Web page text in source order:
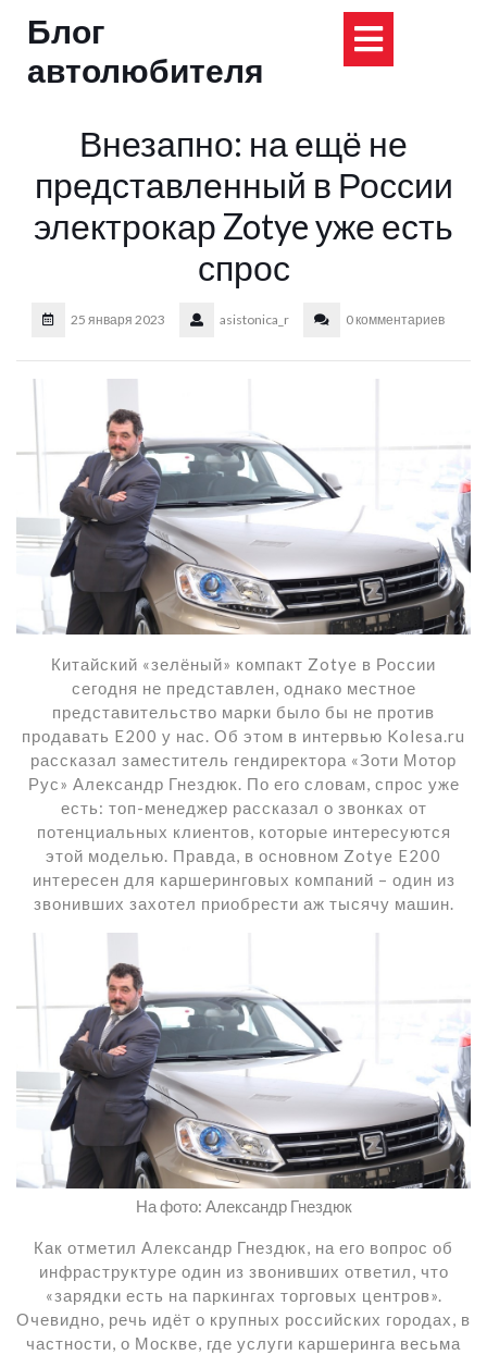
Блог
автолюбителя
Внезапно: на ещё не
представленный в России
электрокар Zotye уже есть
спрос
25 января 2023 asistonica_r 0 комментариев
Китайский «зелёный» компакт Zotye в России
сегодня не представлен, однако местное
представительство марки было бы не против
продавать E200 у нас. Об этом в интервью Kolesa.ru
рассказал заместитель гендиректора «Зоти Мотор
Рус» Александр Гнездюк. По его словам, спрос уже
есть: топ-менеджер рассказал о звонках от
потенциальных клиентов, которые интересуются
этой моделью. Правда, в основном Zotye E200
интересен для каршеринговых компаний – один из
звонивших захотел приобрести аж тысячу машин.
На фото: Александр Гнездюк
Как отметил Александр Гнездюк, на его вопрос об
инфраструктуре один из звонивших ответил, что
«зарядки есть на паркингах торговых центров».
Очевидно, речь идёт о крупных российских городах, в
частности, о Москве, где услуги каршеринга весьма